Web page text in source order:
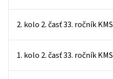
2. kolo 2. časť 33. ročník KMS
1. kolo 2. časť 33. ročník KMS